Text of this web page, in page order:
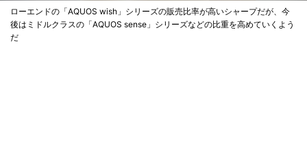
ローエンドの「AQUOS wish」シリーズの販売比率が高いシャープだが、今
後はミドルクラスの「AQUOS sense」シリーズなどの比重を高めていくよう
だ